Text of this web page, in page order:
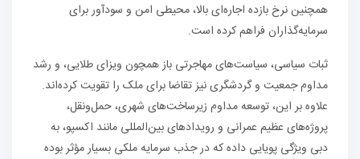
همچنین نرخ بازده اجاره‌ای بالا، محیطی امن و سودآور برای
سرمایه‌گذاران فراهم کرده است.
ثبات سیاسی، سیاست‌های مهاجرتی باز همچون ویزای طلایی، و رشد
مداوم جمعیت و گردشگری نیز تقاضا برای ملک را تقویت کرده‌اند.
علاوه بر این، توسعه مداوم زیرساخت‌های شهری، حمل‌ونقل،
پروژه‌های عظیم عمرانی و رویدادهای بین‌المللی مانند اکسپو، به
دبی ویژگی پویایی داده که در جذب سرمایه ملکی بسیار مؤثر بوده